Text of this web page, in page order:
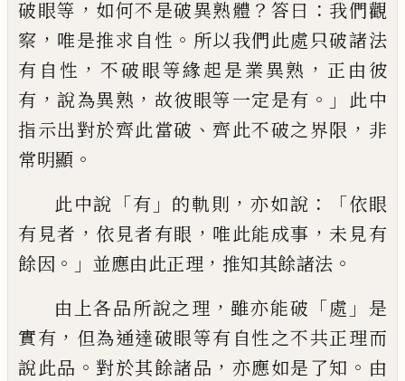
破眼等 ， 如何不是破異熟體 ？ 答曰 ： 我們觀
察 ， 唯是推求自性 。 所以我們此處只破諸法
有自性 ，不破眼等緣起是業異熟 ， 正由彼
有 ，說為異熟 ， 故彼眼等一定是有 。」 此中
指示出對於齊此當破 、齊此不破之界限 ， 非
常明顯 。
此中說 「有 」 的軌則 ，亦如說 ：「依眼
有見者 ， 依見者有眼 ， 唯此能成事 ， 未見有
餘因 。」 並應由此正理 ， 推知其餘諸法 。
由上各品所說之理 ，雖亦能破 「處 」 是
實有 ， 但為通達破眼等有自性之不共正理而
說此品 。對於其餘諸品 ， 亦應如是了知 。 由